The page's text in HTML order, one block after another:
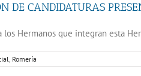
DE CANDIDATURAS
los Hermanos que integran esta
, Romería